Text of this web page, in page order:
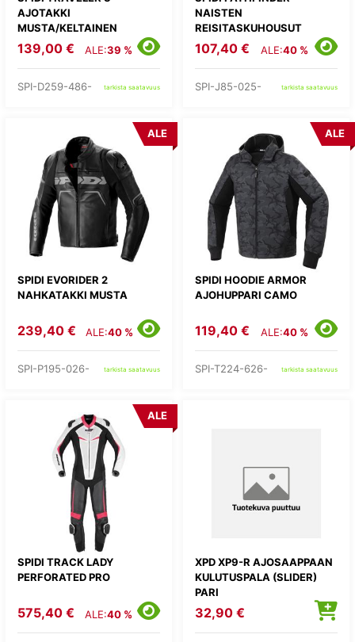
AJOTAKKI
MUSTA/KELTAINEN
139,00 € ALE:39 %
SPI-D259-486- tarkista saatavuus
NAISTEN
REISITASKUHOUSUT
HARMAA
107,40 € ALE:40 %
SPI-J85-025- tarkista saatavuus
SPIDI EVORIDER 2
NAHKATAKKI MUSTA
ALE
239,40 € ALE:40 %
SPI-P195-026- tarkista saatavuus
SPIDI HOODIE ARMOR
AJOHUPPARI CAMO
ALE
119,40 € ALE:40 %
SPI-T224-626- tarkista saatavuus
SPIDI TRACK LADY
PERFORATED PRO
ALE
575,40 € ALE:40 %
XPD XP9-R AJOSAAPPAAN
KULUTUSPALA (SLIDER)
PARI
32,90 €